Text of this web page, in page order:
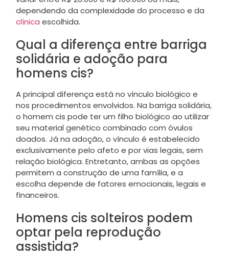
dependendo da complexidade do processo e da
clínica escolhida.
Qual a diferença entre barriga
solidária e adoção para
homens cis?
A principal diferença está no vínculo biológico e
nos procedimentos envolvidos. Na barriga solidária,
o homem cis pode ter um filho biológico ao utilizar
seu material genético combinado com óvulos
doados. Já na adoção, o vínculo é estabelecido
exclusivamente pelo afeto e por vias legais, sem
relação biológica. Entretanto, ambas as opções
permitem a construção de uma família, e a
escolha depende de fatores emocionais, legais e
financeiros.
Homens cis solteiros podem
optar pela reprodução
assistida?